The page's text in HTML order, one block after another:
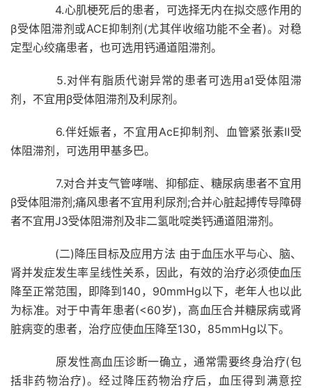
4.心肌梗死后的患者，可选择无内在拟交感作用的
β受体阻滞剂或ACE抑制剂(尤其伴收缩功能不全者)。对稳
定型心绞痛患者，也可选用钙通道阻滞剂。
5.对伴有脂质代谢异常的患者可选用a1受体阻滞
剂，不宜用β受体阻滞剂及利尿剂。
6.伴妊娠者，不宜用AcE抑制剂、血管紧张素Ⅱ受
体阻滞剂，可选用甲基多巴。
7.对合并支气管哮喘、抑郁症、糖尿病患者不宜用
β受体阻滞剂;痛风患者不宜用利尿剂;合并心脏起搏传导障碍
者不宜用J3受体阻滞剂及非二氢吡啶类钙通道阻滞剂。
(二)降压目标及应用方法 由于血压水平与心、脑、
肾并发症发生率呈线性关系，因此，有效的治疗必须使血压
降至正常范围，即降到140，90mmHg以下，老年人也以此
为标准。对于中青年患者(<60岁)，高血压合并糖尿病或肾
脏病变的患者，治疗应使血压降至130，85mmHg以下。
原发性高血压诊断一确立，通常需要终身治疗(包
括非药物治疗)。经过降压药物治疗后，血压得到满意控